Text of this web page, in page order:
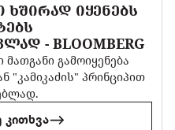
ᲘᲧᲔᲜᲔᲑᲡ
- BLOOMBERG
გამოიყენება
"კამიკაძის" პრინციპით
კითხვა